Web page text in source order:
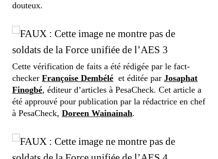
douteux.
Cette vérification de faits a été rédigée par le fact-
checker Françoise Dembélé et éditée par Josaphat
Finogbé, éditeur d’articles à PesaCheck. Cet article a
été approuvé pour publication par la rédactrice en chef
à PesaCheck, Doreen Wainainah.